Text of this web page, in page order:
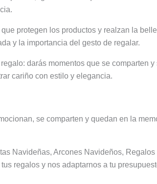
protegen los productos y realzan la
y la importancia del gesto de regalar.
darás momentos que se comparten
cariño con estilo y elegancia.
se comparten y quedan en la
Navideñas, Arcones Navideños,
regalos y nos adaptarnos a tu